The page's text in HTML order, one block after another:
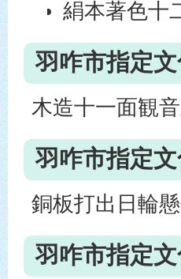
絹本著色十
羽咋市指定
木造十一面観
羽咋市指定
銅板打出日輪
羽咋市指定